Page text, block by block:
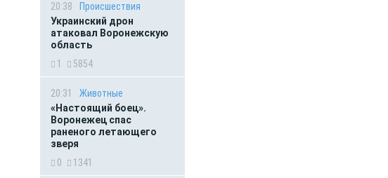
20:38
Происшествия
Украинский дрон
атаковал Воронежскую
область
1
5854
20:31
Животные
«Настоящий боец».
Воронежец спас
раненого летающего
зверя
0
1341